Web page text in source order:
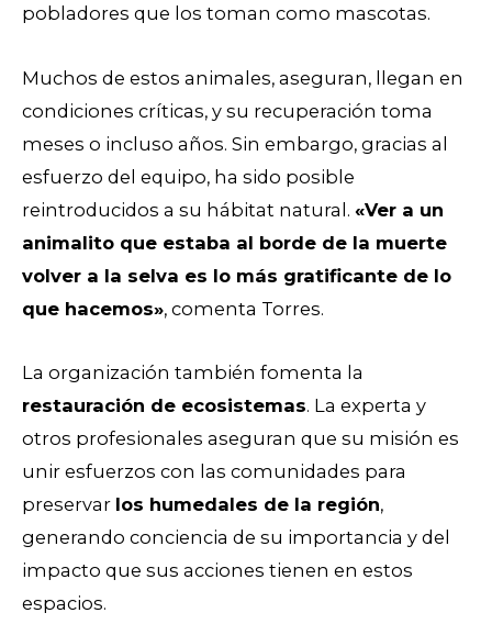
pobladores que los toman como mascotas.
Muchos de estos animales, aseguran, llegan en
condiciones críticas, y su recuperación toma
meses o incluso años. Sin embargo, gracias al
esfuerzo del equipo, ha sido posible
reintroducidos a su hábitat natural. «Ver a un
animalito que estaba al borde de la muerte
volver a la selva es lo más gratificante de lo
que hacemos», comenta Torres.
La organización también fomenta la
restauración de ecosistemas. La experta y
otros profesionales aseguran que su misión es
unir esfuerzos con las comunidades para
preservar los humedales de la región,
generando conciencia de su importancia y del
impacto que sus acciones tienen en estos
espacios.